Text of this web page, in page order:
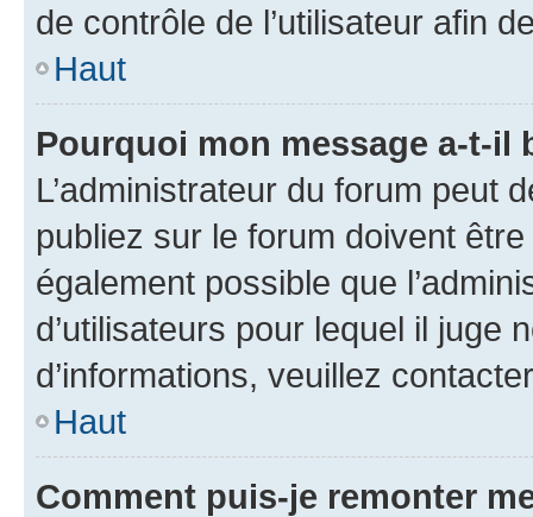
de contrôle de l’utilisateur afin
Haut
Pourquoi mon message a-t-il
L’administrateur du forum peut
publiez sur le forum doivent
également possible que
d’utilisateurs pour lequel il juge
d’informations, veuillez
Haut
Comment puis-je remonter